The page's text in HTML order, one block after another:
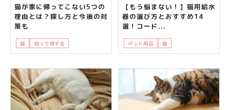
猫が家に帰ってこない5つの
理由とは？探し方と今後の対
策も
猫 知って得する
【もう悩まない！】猫用給水
器の選び方とおすすめ14
選！コード...
ペット用品 猫